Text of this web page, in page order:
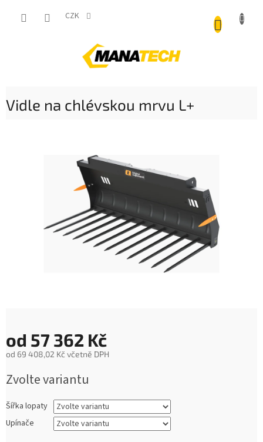
CZK
Vidle na chlévskou mrvu L+
od 57 362 Kč
od 69 408,02 Kč včetně DPH
cena:
Zvolte variantu
Šířka lopaty
Upínače